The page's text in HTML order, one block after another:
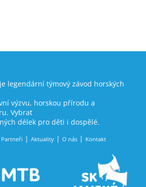
legendární týmový závod horských
výzvu, horskou přírodu a
Vybrat
délek pro děti i dospělé.
Partneři Aktuality O nás Kontakt